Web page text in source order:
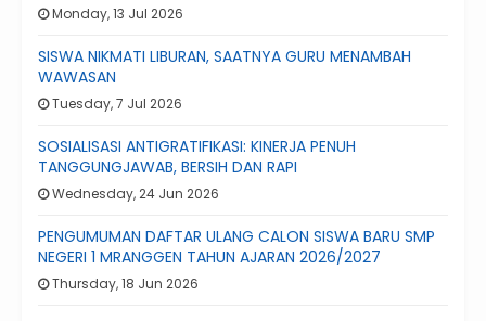
Monday, 13 Jul 2026
SISWA NIKMATI LIBURAN, SAATNYA GURU MENAMBAH
WAWASAN
Tuesday, 7 Jul 2026
SOSIALISASI ANTIGRATIFIKASI: KINERJA PENUH
TANGGUNGJAWAB, BERSIH DAN RAPI
Wednesday, 24 Jun 2026
PENGUMUMAN DAFTAR ULANG CALON SISWA BARU SMP
NEGERI 1 MRANGGEN TAHUN AJARAN 2026/2027
Thursday, 18 Jun 2026